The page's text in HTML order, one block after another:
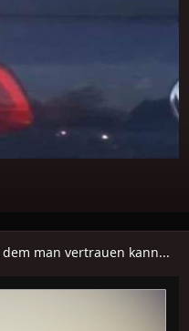
man vertrauen kann...